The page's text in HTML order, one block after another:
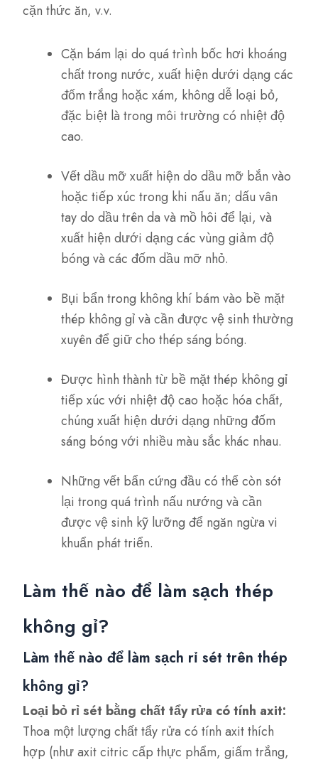
cặn thức ăn, v.v.
Cặn bám lại do quá trình bốc hơi khoáng
chất trong nước, xuất hiện dưới dạng các
đốm trắng hoặc xám, không dễ loại bỏ,
đặc biệt là trong môi trường có nhiệt độ
cao.
Vết dầu mỡ xuất hiện do dầu mỡ bắn vào
hoặc tiếp xúc trong khi nấu ăn; dấu vân
tay do dầu trên da và mồ hôi để lại, và
xuất hiện dưới dạng các vùng giảm độ
bóng và các đốm dầu mỡ nhỏ.
Bụi bẩn trong không khí bám vào bề mặt
thép không gỉ và cần được vệ sinh thường
xuyên để giữ cho thép sáng bóng.
Được hình thành từ bề mặt thép không gỉ
tiếp xúc với nhiệt độ cao hoặc hóa chất,
chúng xuất hiện dưới dạng những đốm
sáng bóng với nhiều màu sắc khác nhau.
Những vết bẩn cứng đầu có thể còn sót
lại trong quá trình nấu nướng và cần
được vệ sinh kỹ lưỡng để ngăn ngừa vi
khuẩn phát triển.
Làm thế nào để làm sạch thép
không gỉ?
Làm thế nào để làm sạch rỉ sét trên thép
không gỉ?
Loại bỏ rỉ sét bằng chất tẩy rửa có tính axit:
Thoa một lượng chất tẩy rửa có tính axit thích
hợp (như axit citric cấp thực phẩm, giấm trắng,